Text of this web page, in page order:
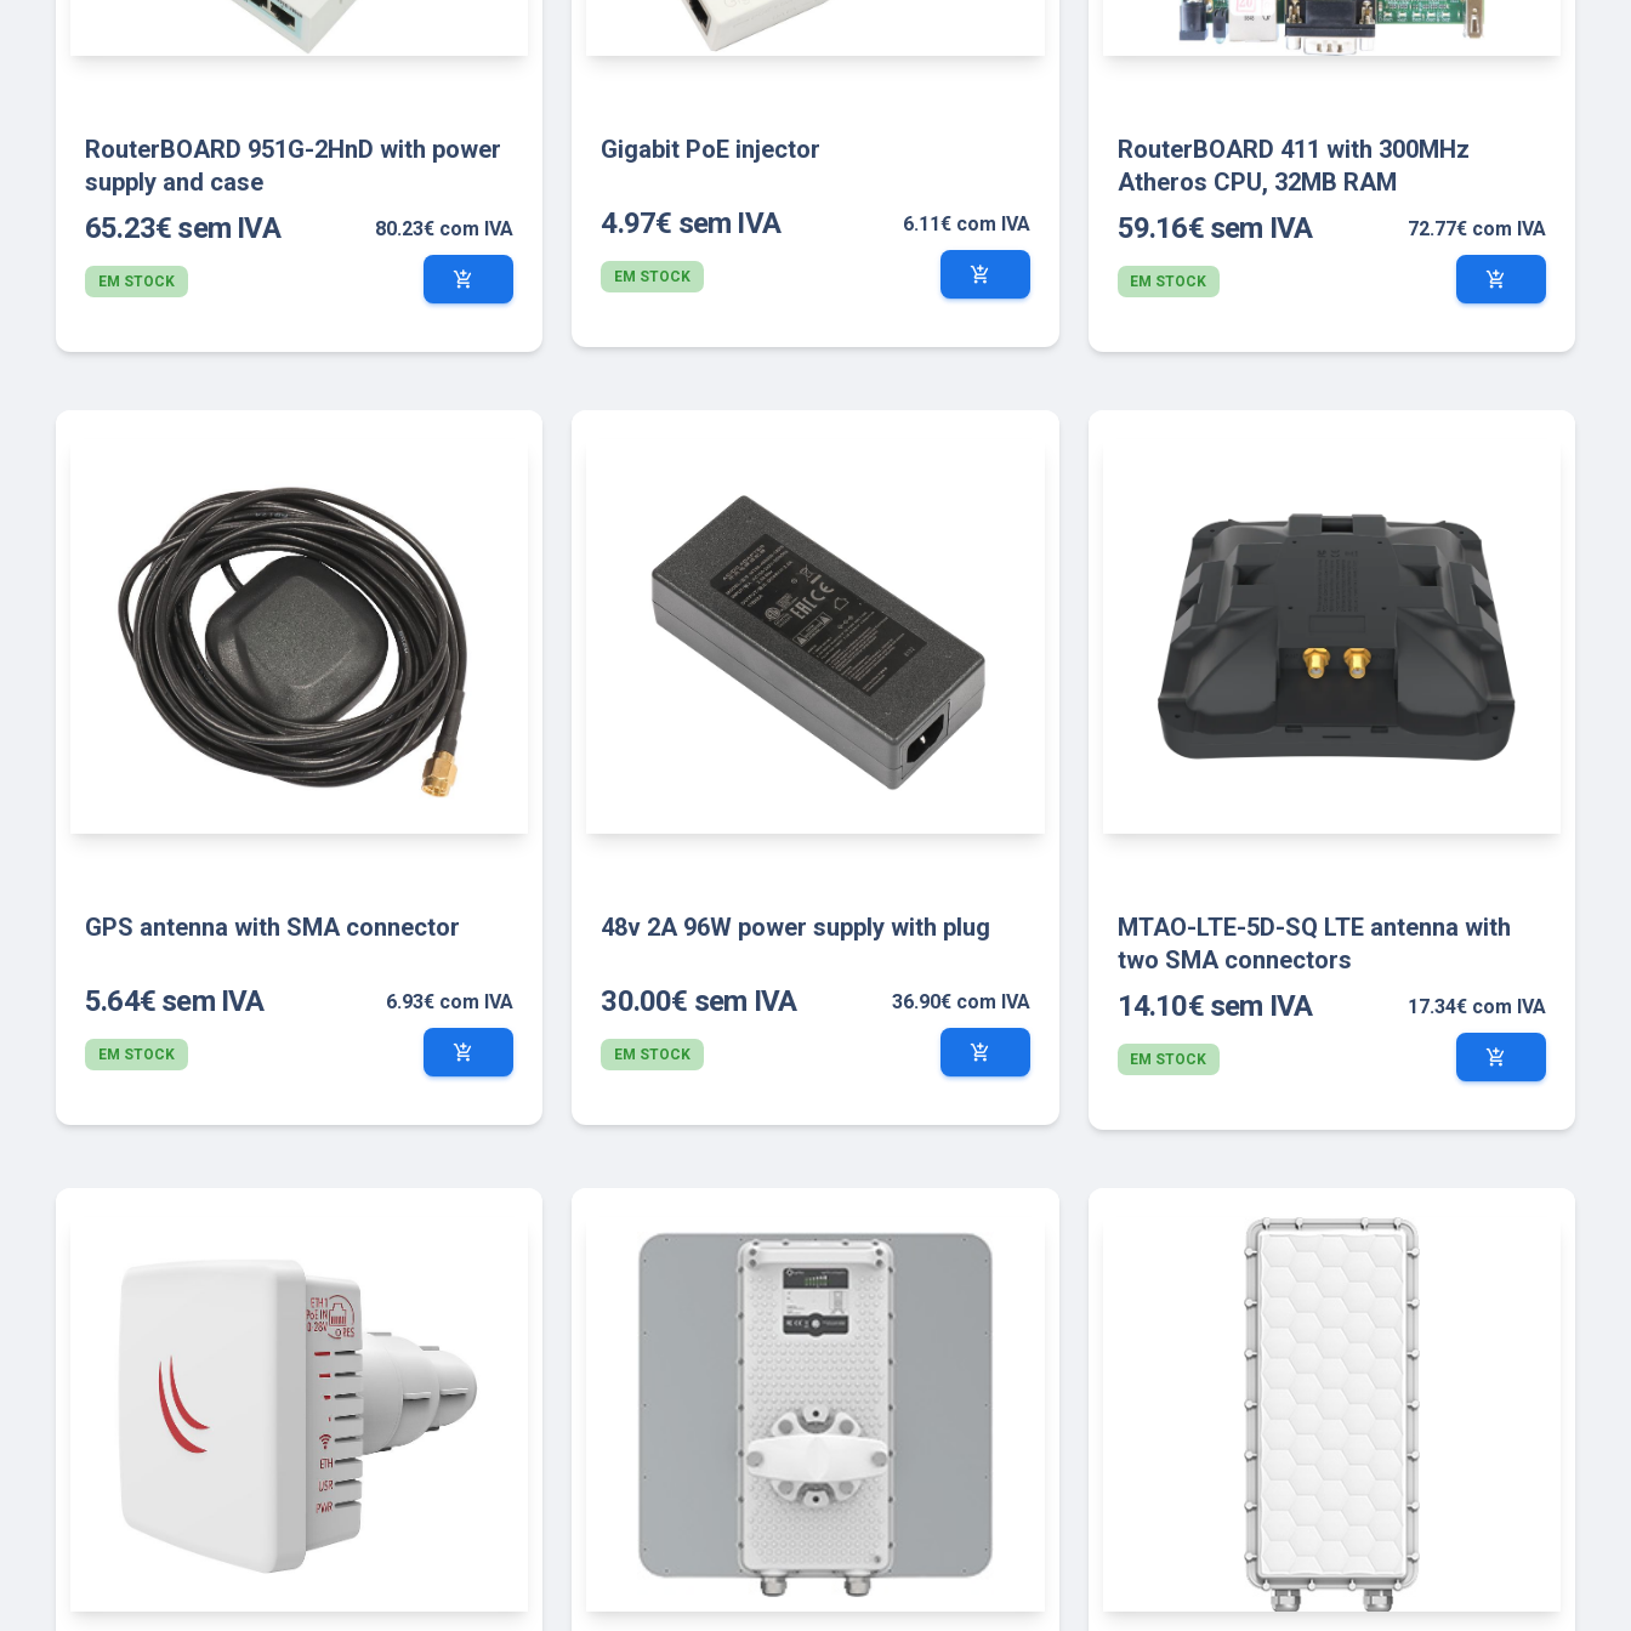
RouterBOARD 951G-2HnD with power
supply and case
65.23€ sem IVA 80.23€ com IVA
EM STOCK add_shopping_cart
Gigabit PoE injector
4.97€ sem IVA 6.11€ com IVA
EM STOCK add_shopping_cart
RouterBOARD 411 with 300MHz
Atheros CPU, 32MB RAM
59.16€ sem IVA 72.77€ com IVA
EM STOCK add_shopping_cart
GPS antenna with SMA connector
5.64€ sem IVA 6.93€ com IVA
EM STOCK add_shopping_cart
48v 2A 96W power supply with plug
30.00€ sem IVA 36.90€ com IVA
EM STOCK add_shopping_cart
MTAO-LTE-5D-SQ LTE antenna with
two SMA connectors
14.10€ sem IVA 17.34€ com IVA
EM STOCK add_shopping_cart